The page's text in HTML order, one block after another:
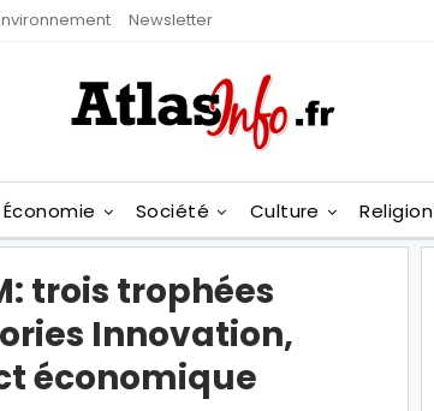
Newsletter
Économie Société Culture Religion
trois trophées
Innovation,
économique